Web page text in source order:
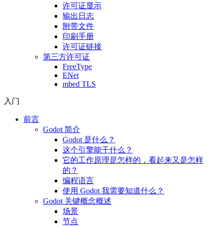
许可证显示
输出日志
附带文件
印刷手册
许可证链接
第三方许可证
FreeType
ENet
mbed TLS
入门
前言
Godot 简介
Godot 是什么？
这个引擎能干什么？
它的工作原理是怎样的，看起来又是怎样
的？
编程语言
使用 Godot 我需要知道什么？
Godot 关键概念概述
场景
节点